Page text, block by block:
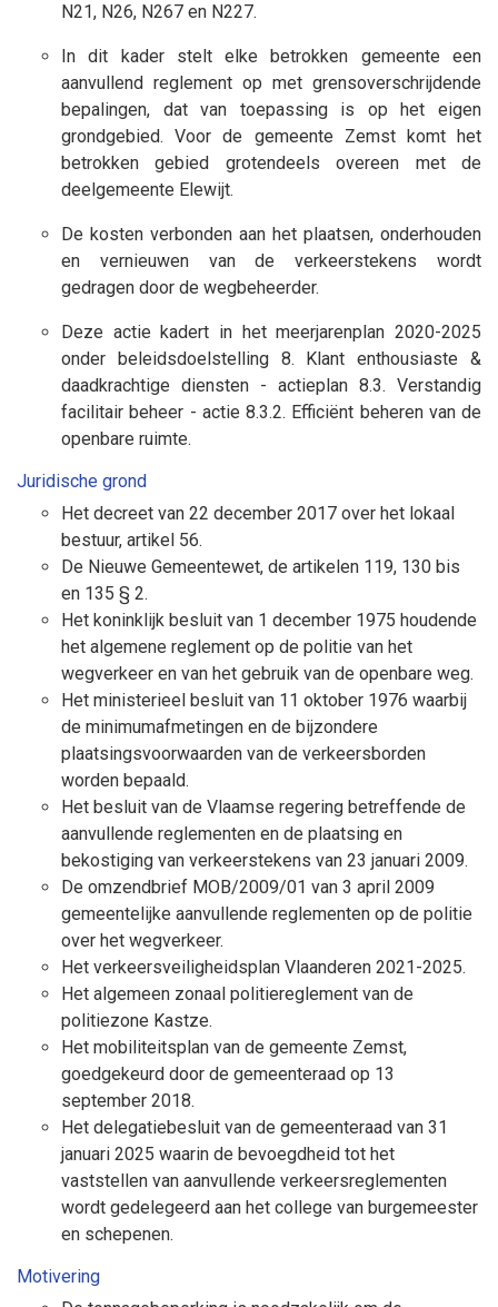
N21, N26, N267 en N227.
In dit kader stelt elke betrokken gemeente een
aanvullend reglement op met grensoverschrijdende
bepalingen, dat van toepassing is op het eigen
grondgebied. Voor de gemeente Zemst komt het
betrokken gebied grotendeels overeen met de
deelgemeente Elewijt.
De kosten verbonden aan het plaatsen, onderhouden
en vernieuwen van de verkeerstekens wordt
gedragen door de wegbeheerder.
Deze actie kadert in het meerjarenplan 2020-2025
onder beleidsdoelstelling 8. Klant enthousiaste &
daadkrachtige diensten - actieplan 8.3. Verstandig
facilitair beheer - actie 8.3.2. Efficiënt beheren van de
openbare ruimte.
Juridische grond
Het decreet van 22 december 2017 over het lokaal
bestuur, artikel 56.
De Nieuwe Gemeentewet, de artikelen 119, 130 bis
en 135 § 2.
Het koninklijk besluit van 1 december 1975 houdende
het algemene reglement op de politie van het
wegverkeer en van het gebruik van de openbare weg.
Het ministerieel besluit van 11 oktober 1976 waarbij
de minimumafmetingen en de bijzondere
plaatsingsvoorwaarden van de verkeersborden
worden bepaald.
Het besluit van de Vlaamse regering betreffende de
aanvullende reglementen en de plaatsing en
bekostiging van verkeerstekens van 23 januari 2009.
De omzendbrief MOB/2009/01 van 3 april 2009
gemeentelijke aanvullende reglementen op de politie
over het wegverkeer.
Het verkeersveiligheidsplan Vlaanderen 2021-2025.
Het algemeen zonaal politiereglement van de
politiezone Kastze.
Het mobiliteitsplan van de gemeente Zemst,
goedgekeurd door de gemeenteraad op 13
september 2018.
Het delegatiebesluit van de gemeenteraad van 31
januari 2025 waarin de bevoegdheid tot het
vaststellen van aanvullende verkeersreglementen
wordt gedelegeerd aan het college van burgemeester
en schepenen.
Motivering